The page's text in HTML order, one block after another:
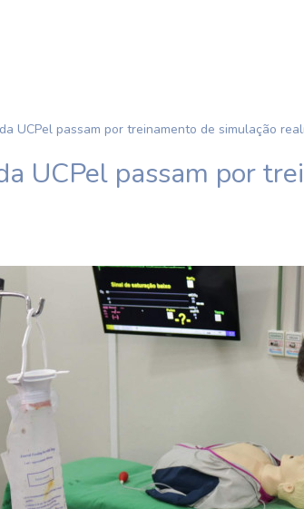
UCPel passam por treinamento de simulação
UCPel passam por